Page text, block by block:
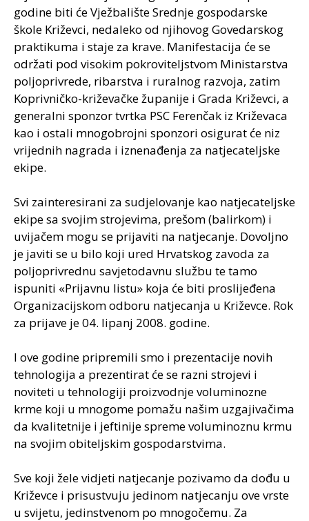
godine biti će Vježbalište Srednje gospodarske
škole Križevci, nedaleko od njihovog Govedarskog
praktikuma i staje za krave. Manifestacija će se
održati pod visokim pokroviteljstvom Ministarstva
poljoprivrede, ribarstva i ruralnog razvoja, zatim
Koprivničko-križevačke županije i Grada Križevci, a
generalni sponzor tvrtka PSC Ferenčak iz Križevaca
kao i ostali mnogobrojni sponzori osigurat će niz
vrijednih nagrada i iznenađenja za natjecateljske
ekipe.
Svi zainteresirani za sudjelovanje kao natjecateljske
ekipe sa svojim strojevima, prešom (balirkom) i
uvijačem mogu se prijaviti na natjecanje. Dovoljno
je javiti se u bilo koji ured Hrvatskog zavoda za
poljoprivrednu savjetodavnu službu te tamo
ispuniti «Prijavnu listu» koja će biti proslijeđena
Organizacijskom odboru natjecanja u Križevce. Rok
za prijave je 04. lipanj 2008. godine.
I ove godine pripremili smo i prezentacije novih
tehnologija a prezentirat će se razni strojevi i
noviteti u tehnologiji proizvodnje voluminozne
krme koji u mnogome pomažu našim uzgajivačima
da kvalitetnije i jeftinije spreme voluminoznu krmu
na svojim obiteljskim gospodarstvima.
Sve koji žele vidjeti natjecanje pozivamo da dođu u
Križevce i prisustvuju jedinom natjecanju ove vrste
u svijetu, jedinstvenom po mnogočemu. Za